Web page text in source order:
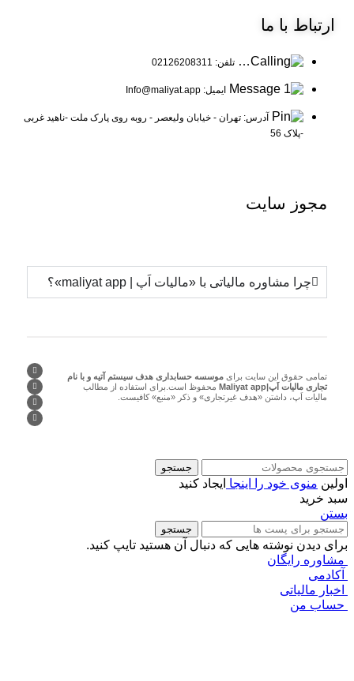
ارتباط با ما
تلفن: 02126208311
ایمیل: Info@maliyat.app
آدرس: تهران - خیابان ولیعصر - روبه روی پارک ملت -ناهید غربی
-پلاک 56
مجوز سایت
چرا مشاوره مالیاتی با «مالیات اَپ | maliyat app»؟
تمامی حقوق این سایت برای موسسه حسابداری هدف سیستم آتیه و با نام
تجاری مالیات اَپ|Maliyat app
محفوظ است.برای استفاده از مطالب
مالیات اَپ، داشتن «هدف غیرتجاری» و ذکر «منبع» کافیست.
جستجو
اولین منوی خود را اینجا ایجاد کنید
سبد خرید
بستن
جستجو
برای دیدن نوشته هایی که دنبال آن هستید تایپ کنید.
مشاوره رایگان
آکادمی
اخبار مالیاتی
حساب من